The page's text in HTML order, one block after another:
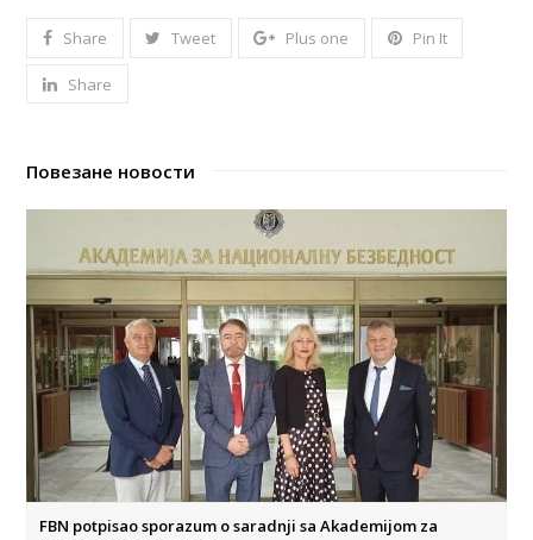
Share Tweet Plus one Pin It
Share
Повезане новости
FBN potpisao sporazum o saradnji sa Akademijom za